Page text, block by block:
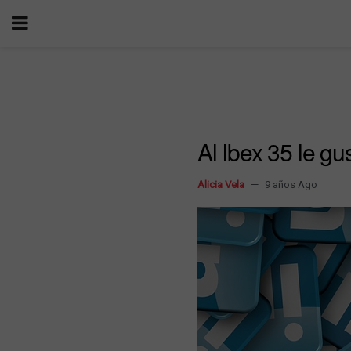
Al Ibex 35 le
Alicia Vela 9 años Ago